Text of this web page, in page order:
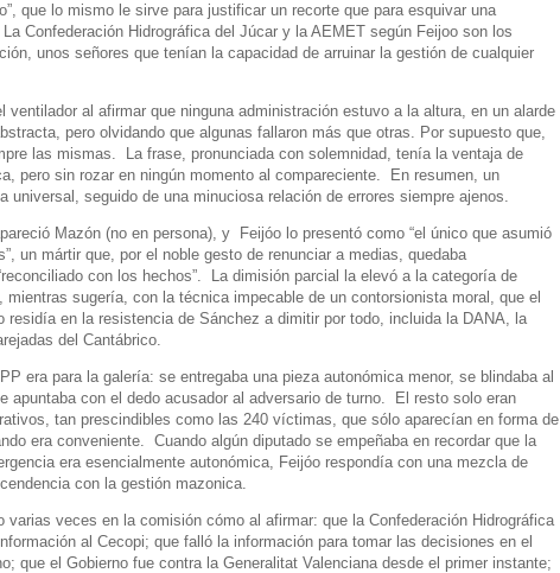
que lo mismo le sirve para justificar un recorte que para esquivar una
Confederación Hidrográfica del Júcar y la AEMET según Feijoo son los
unos señores que tenían la capacidad de arruinar la gestión de cualquier
ventilador al afirmar que ninguna administración estuvo a la altura, en un alarde
pero olvidando que algunas fallaron más que otras. Por supuesto que,
las mismas. La frase, pronunciada con solemnidad, tenía la ventaja de
pero sin rozar en ningún momento al compareciente. En resumen, un
universal, seguido de una minuciosa relación de errores siempre ajenos.
Mazón (no en persona), y Feijóo lo presentó como “el único que asumió
un mártir que, por el noble gesto de renunciar a medias, quedaba
con los hechos”. La dimisión parcial la elevó a la categoría de
mientras sugería, con la técnica impecable de un contorsionista moral, que el
residía en la resistencia de Sánchez a dimitir por todo, incluida la DANA, la
del Cantábrico.
era para la galería: se entregaba una pieza autonómica menor, se blindaba al
apuntaba con el dedo acusador al adversario de turno. El resto solo eran
tan prescindibles como las 240 víctimas, que sólo aparecían en forma de
era conveniente. Cuando algún diputado se empeñaba en recordar que la
era esencialmente autonómica, Feijóo respondía con una mezcla de
con la gestión mazonica.
varias veces en la comisión cómo al afirmar: que la Confederación Hidrográfica
al Cecopi; que falló la información para tomar las decisiones en el
que el Gobierno fue contra la Generalitat Valenciana desde el primer instante;